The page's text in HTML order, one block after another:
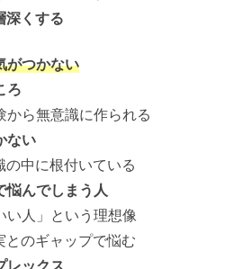
深くする
がつかない
ろ
ら無意識に作られる
ない
根付いている
んでしまう人
という理想像
ップで悩む
レックス